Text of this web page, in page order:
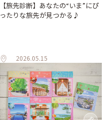
【旅先診断】あなたの“いま”にぴ
ったりな旅先が見つかる♪
2026.05.15